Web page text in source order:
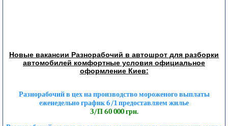
Новые вакансии Разнорабочий в автошрот для разборки
автомобилей комфортные условия официальное
оформление Киев:
Разнорабочий в цех на производство мороженого выплаты
еженедельно график 6/1 предоставляем жилье
З/П 60 000 грн.